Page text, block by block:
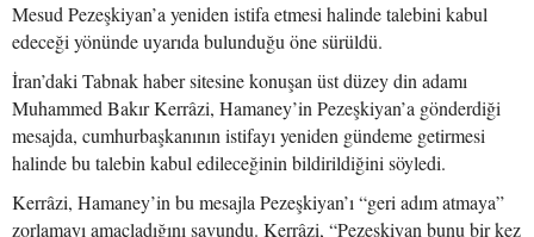
Mesud Pezeşkiyan’a yeniden istifa etmesi halinde talebini kabul
edeceği yönünde uyarıda bulunduğu öne sürüldü.
İran’daki Tabnak haber sitesine konuşan üst düzey din adamı
Muhammed Bakır Kerrâzi, Hamaney’in Pezeşkiyan’a gönderdiği
mesajda, cumhurbaşkanının istifayı yeniden gündeme getirmesi
halinde bu talebin kabul edileceğinin bildirildiğini söyledi.
Kerrâzi, Hamaney’in bu mesajla Pezeşkiyan’ı “geri adım atmaya”
zorlamayı amaçladığını savundu. Kerrâzi, “Pezeşkiyan bunu bir kez